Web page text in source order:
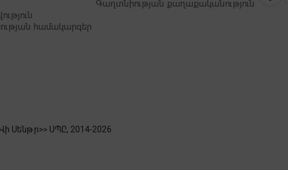
համակարգեր
Գաղտնիության քաղաքականություն
Սենթր>> ՍՊԸ, 2014-2026